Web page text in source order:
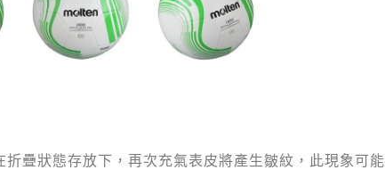
疊狀態存放下，再次充氣表皮將產生皺紋，此現象可